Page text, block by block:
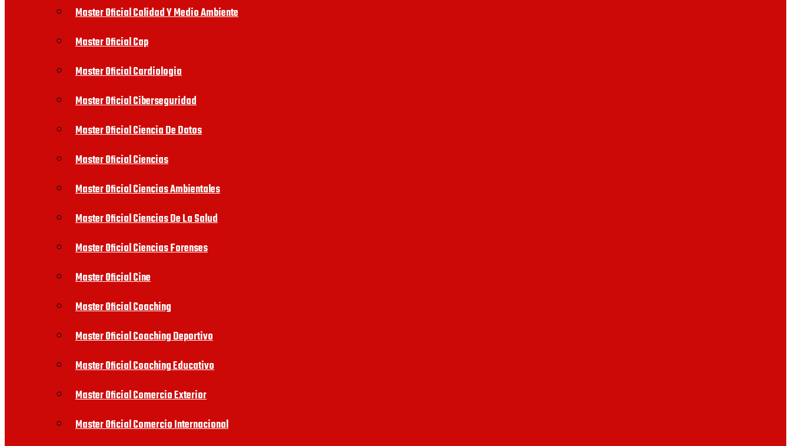
Master Oficial Calidad Y Medio Ambiente
Master Oficial Cap
Master Oficial Cardiologia
Master Oficial Ciberseguridad
Master Oficial Ciencia De Datos
Master Oficial Ciencias
Master Oficial Ciencias Ambientales
Master Oficial Ciencias De La Salud
Master Oficial Ciencias Forenses
Master Oficial Cine
Master Oficial Coaching
Master Oficial Coaching Deportivo
Master Oficial Coaching Educativo
Master Oficial Comercio Exterior
Master Oficial Comercio Internacional